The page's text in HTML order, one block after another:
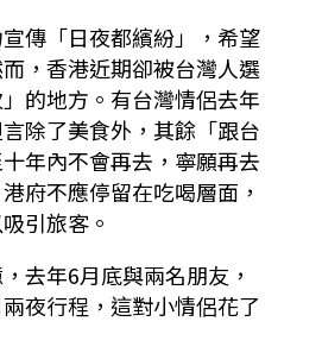
傳「日夜都繽紛」，希望
，香港近期卻被台灣人選
的地方。有台灣情侶去年
除了美食外，其餘「跟台
年內不會再去，寧願再去
府不應停留在吃喝層面，
引旅客。
去年6月底與兩名朋友，
夜行程，這對小情侶花了